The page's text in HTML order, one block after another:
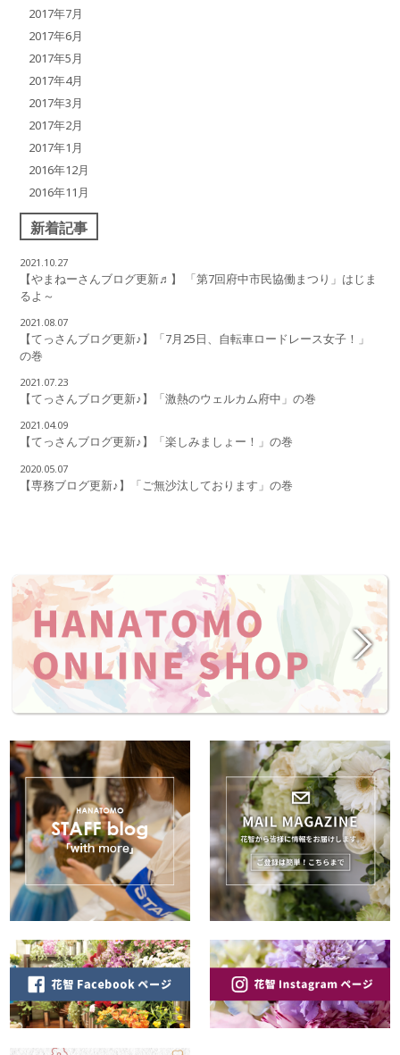
2017年7月
2017年6月
2017年5月
2017年4月
2017年3月
2017年2月
2017年1月
2016年12月
2016年11月
新着記事
2021.10.27
【やまねーさんブログ更新♬】 「第7回府中市民協働まつり」はじま
るよ～
2021.08.07
【てっさんブログ更新♪】「7月25日、自転車ロードレース女子！」
の巻
2021.07.23
【てっさんブログ更新♪】「激熱のウェルカム府中」の巻
2021.04.09
【てっさんブログ更新♪】「楽しみましょー！」の巻
2020.05.07
【専務ブログ更新♪】「ご無沙汰しております」の巻